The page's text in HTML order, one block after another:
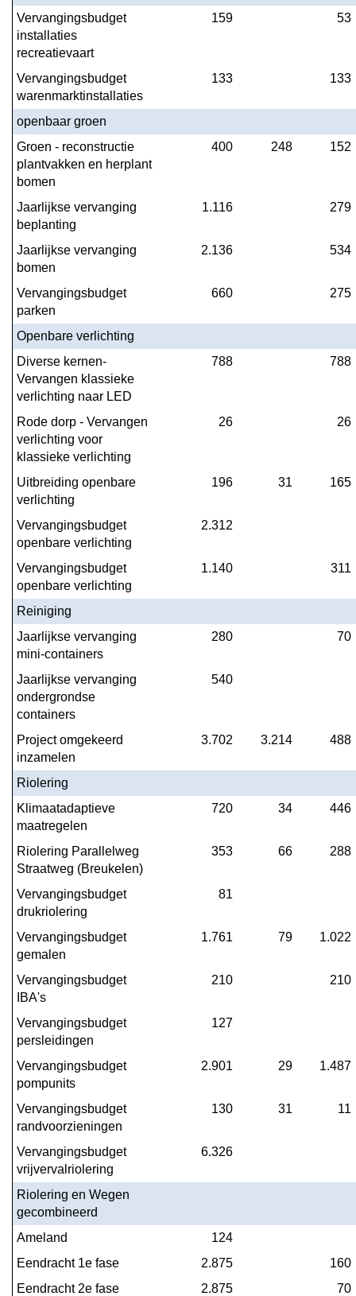
Vervangingsbudget
installaties
recreatievaart
159 53
Vervangingsbudget
warenmarktinstallaties
133 133
openbaar groen
Groen - reconstructie
plantvakken en herplant
bomen
400 248 152
Jaarlijkse vervanging
beplanting
1.116 279
Jaarlijkse vervanging
bomen
2.136 534
Vervangingsbudget
parken
660 275
Openbare verlichting
Diverse kernen-
Vervangen klassieke
verlichting naar LED
788 788
Rode dorp - Vervangen
verlichting voor
klassieke verlichting
26 26
Uitbreiding openbare
verlichting
196 31 165
Vervangingsbudget
openbare verlichting
2.312
Vervangingsbudget
openbare verlichting
1.140 311
Reiniging
Jaarlijkse vervanging
mini-containers
280 70
Jaarlijkse vervanging
ondergrondse
containers
540
Project omgekeerd
inzamelen
3.702 3.214 488
Riolering
Klimaatadaptieve
maatregelen
720 34 446
Riolering Parallelweg
Straatweg (Breukelen)
353 66 288
Vervangingsbudget
drukriolering
81
Vervangingsbudget
gemalen
1.761 79 1.022
Vervangingsbudget
IBA's
210 210
Vervangingsbudget
persleidingen
127
Vervangingsbudget
pompunits
2.901 29 1.487
Vervangingsbudget
randvoorzieningen
130 31 11
Vervangingsbudget
vrijvervalriolering
6.326
Riolering en Wegen
gecombineerd
Ameland
124
Eendracht 1e fase
2.875
160
Eendracht 2e fase
2.875
70